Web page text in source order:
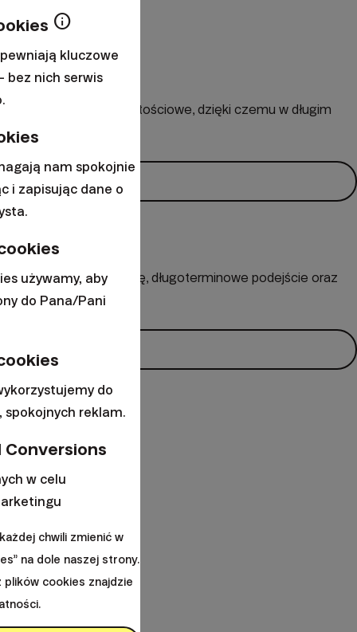
papiery wartościowe, dzięki czemu w długim
dywersyfikację, długoterminowe podejście oraz
info
kluczowe
bez nich serwis
nam spokojnie
i zapisując dane o
używamy, aby
do Pana/Pani
do
spokojnych reklam.
Conversions
w celu
chwili zmienić w
na dole naszej strony.
cookies znajdzie